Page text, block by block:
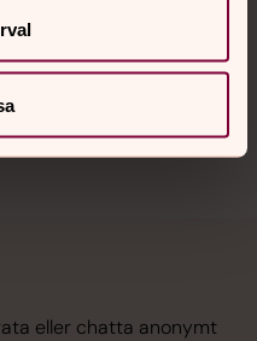
eller chatta anonymt